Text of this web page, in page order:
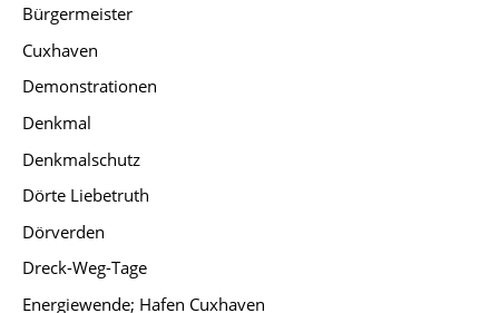
Bürgermeister
Cuxhaven
Demonstrationen
Denkmal
Denkmalschutz
Dörte Liebetruth
Dörverden
Dreck-Weg-Tage
Energiewende; Hafen Cuxhaven